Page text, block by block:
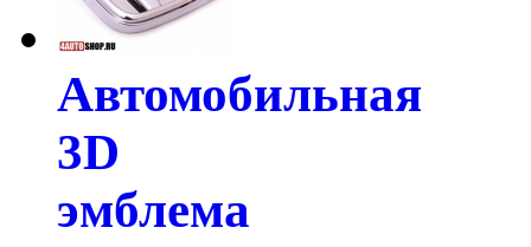
Автомобильная
3D
эмблема